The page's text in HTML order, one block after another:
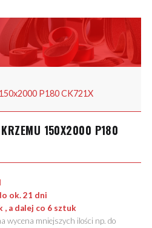
P180 CK721X
KRZEMU 150X2000 P180
ok. 21 dni
, a dalej co 6 sztuk
wycena mniejszych ilości np. do